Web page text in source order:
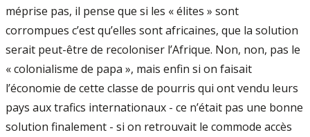
méprise pas, il pense que si les « élites » sont
corrompues c’est qu’elles sont africaines, que la solution
serait peut-être de recoloniser l’Afrique. Non, non, pas le
« colonialisme de papa », mais enfin si on faisait
l’économie de cette classe de pourris qui ont vendu leurs
pays aux trafics internationaux - ce n’était pas une bonne
solution finalement - si on retrouvait le commode accès